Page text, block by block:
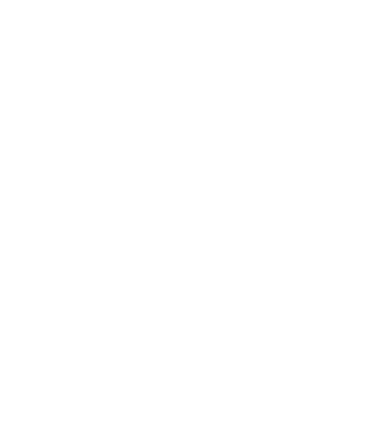
svijet tek otkriva